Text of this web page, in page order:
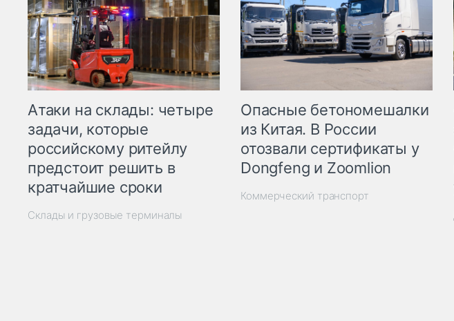
Атаки на склады: четыре
задачи, которые
российскому ритейлу
предстоит решить в
кратчайшие сроки
Склады и грузовые терминалы
Опасные бетономешалки
из Китая. В России
отозвали сертификаты у
Dongfeng и Zoomlion
Коммерческий транспорт